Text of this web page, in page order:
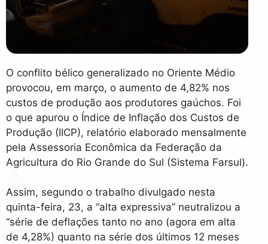
O conflito bélico generalizado no Oriente Médio
provocou, em março, o aumento de 4,82% nos
custos de produção aos produtores gaúchos. Foi
o que apurou o Índice de Inflação dos Custos de
Produção (IICP), relatório elaborado mensalmente
pela Assessoria Econômica da Federação da
Agricultura do Rio Grande do Sul (Sistema Farsul).
Assim, segundo o trabalho divulgado nesta
quinta-feira, 23, a “alta expressiva” neutralizou a
“série de deflações tanto no ano (agora em alta
de 4,28%) quanto na série dos últimos 12 meses